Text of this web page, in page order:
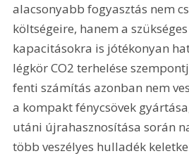
alacsonyabb fogyasztás nem
költségeire, hanem a
kapacitásokra is jótékonyan
légkör CO2 terhelése
fenti számítás azonban nem
a kompakt fénycsövek
utáni újrahasznosítása során
több veszélyes hulladék